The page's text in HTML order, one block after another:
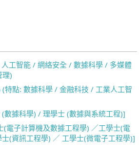
工智能 / 網絡安全 / 數據科學 / 多媒體
理)
特點: 數據科學 / 金融科技 / 工業人工智
數據科學) / 理學士 (數據與系統工程)]
(電子計算機及數據工程學) ／工學士(電
(資訊工程學) ／ 工學士(微電子工程學)]